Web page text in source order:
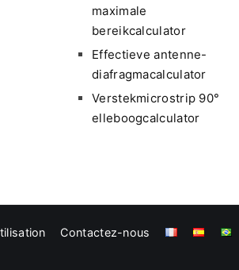
maximale
bereikcalculator
Effectieve antenne-
diafragmacalculator
Verstekmicrostrip 90°
elleboogcalculator
Contactez-nous